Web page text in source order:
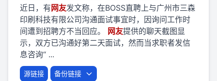
近日，有 网友发文称，在BOSS直聘上与广州市三森
印刷科技有限公司沟通面试事宜时，因询问工作时
间遭到招聘方不当回应。
网友提供的聊天截图显
示，双方已沟通好第二天面试，然而当求职者发信
息咨询“ ...
源链接 备份链接